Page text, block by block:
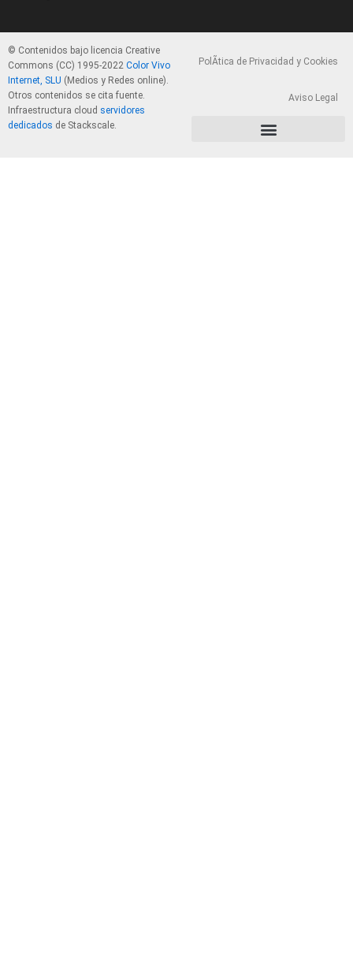
© Contenidos bajo licencia Creative
Commons (CC) 1995-2022 Color Vivo
Internet, SLU (Medios y Redes online).
Otros contenidos se cita fuente.
Infraestructura cloud servidores
dedicados de Stackscale.
PolÃ­tica de Privacidad y Cookies
Aviso Legal